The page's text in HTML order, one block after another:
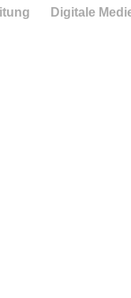
Digitale